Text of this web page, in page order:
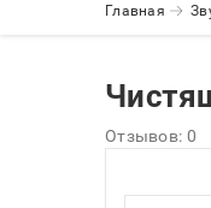
Главная
Отзывов: 0